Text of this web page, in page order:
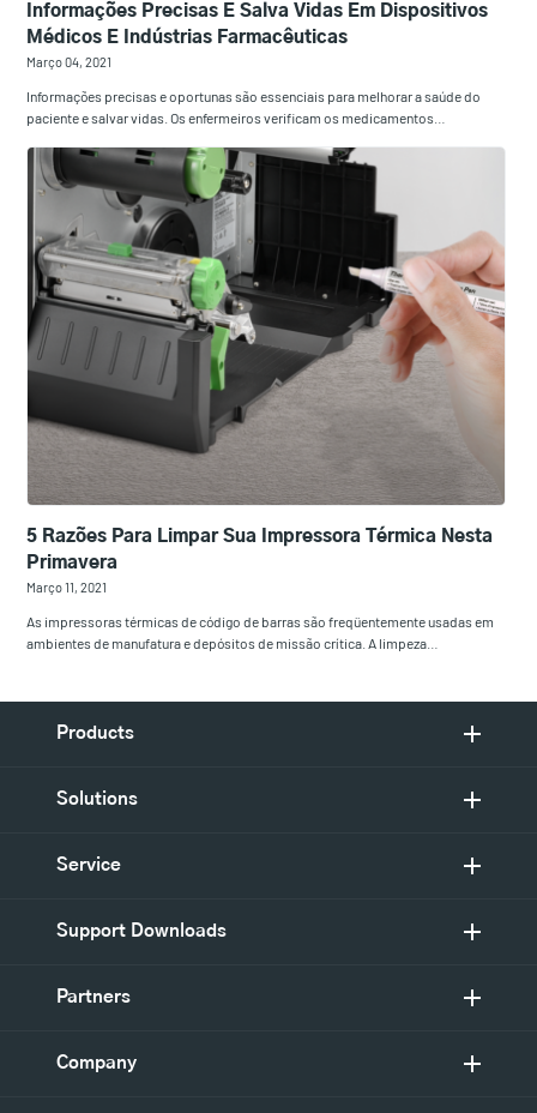
Informações Precisas E Salva Vidas Em Dispositivos
Médicos E Indústrias Farmacêuticas
Março 04, 2021
Informações precisas e oportunas são essenciais para melhorar a saúde do
paciente e salvar vidas. Os enfermeiros verificam os medicamentos…
5 Razões Para Limpar Sua Impressora Térmica Nesta
Primavera
Março 11, 2021
As impressoras térmicas de código de barras são freqüentemente usadas em
ambientes de manufatura e depósitos de missão crítica. A limpeza…
Products
Solutions
Service
Support Downloads
Partners
Company